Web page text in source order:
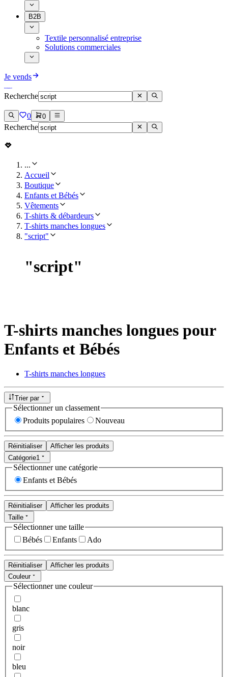
B2B
Textile personnalisé entreprise
Solutions commerciales
Je vends
Recherche
0 0
Recherche
...
Accueil
Boutique
Enfants et Bébés
Vêtements
T-shirts & débardeurs
T-shirts manches longues
"script"
"script"
T-shirts manches longues pour
Enfants et Bébés
T-shirts manches longues
Trier par
Sélectionner un classement
Produits populaires
Nouveau
Réinitialiser
Afficher les produits
Catégorie1
Sélectionner une catégorie
Enfants et Bébés
Réinitialiser
Afficher les produits
Taille
Sélectionner une taille
Bébés
Enfants Ado
Réinitialiser
Afficher les produits
Couleur
Sélectionner une couleur
blanc
gris
noir
bleu